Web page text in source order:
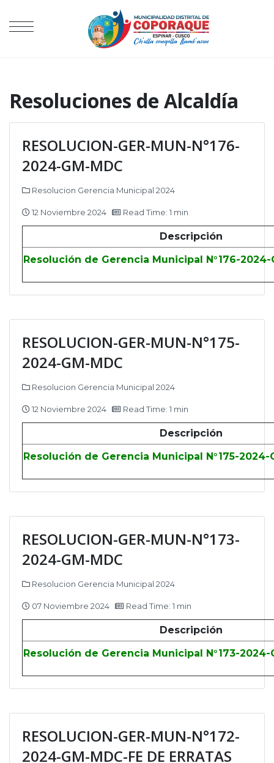
Resoluciones de Alcaldía
RESOLUCION-GER-MUN-N°176-
2024-GM-MDC
Resolucion Gerencia Municipal 2024
12 Noviembre 2024 Read Time: 1 min
Descripción
Resolución de Gerencia Municipal N°176-2024-
RESOLUCION-GER-MUN-N°175-
2024-GM-MDC
Resolucion Gerencia Municipal 2024
12 Noviembre 2024 Read Time: 1 min
Descripción
Resolución de Gerencia Municipal N°175-2024-
RESOLUCION-GER-MUN-N°173-
2024-GM-MDC
Resolucion Gerencia Municipal 2024
07 Noviembre 2024 Read Time: 1 min
Descripción
Resolución de Gerencia Municipal N°173-2024-
RESOLUCION-GER-MUN-N°172-
2024-GM-MDC-FE DE ERRATAS